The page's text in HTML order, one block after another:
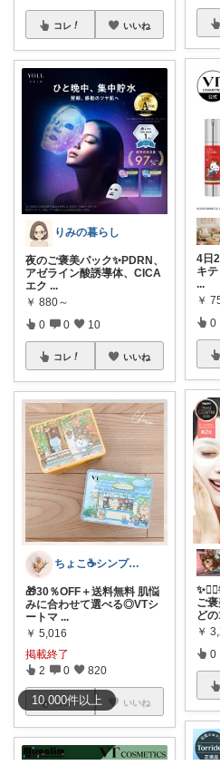
10,000件以上
コレ いいね
りみの暮らし
夜のご褒美パック✨️PDRN、
アゼライン酸誘導体、CICA
エク ...
￥ 880～
0 0 10
コレ いいね
ちょこ☕️シンプルで快適な暮らし🌱
🎁30％OFF＋送料無料 肌悩
みに合わせて選べる◎VTシ
ートマ ...
￥ 5,016
掲載終了
2 0 820
コレ いいね
4日
キ
...
￥
0
ご
ど
￥
0